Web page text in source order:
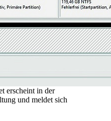
erscheint in der
und meldet sich